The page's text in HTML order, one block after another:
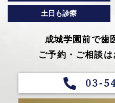
土日も診療
成城学園前で歯
ご予約・ご相談
03-